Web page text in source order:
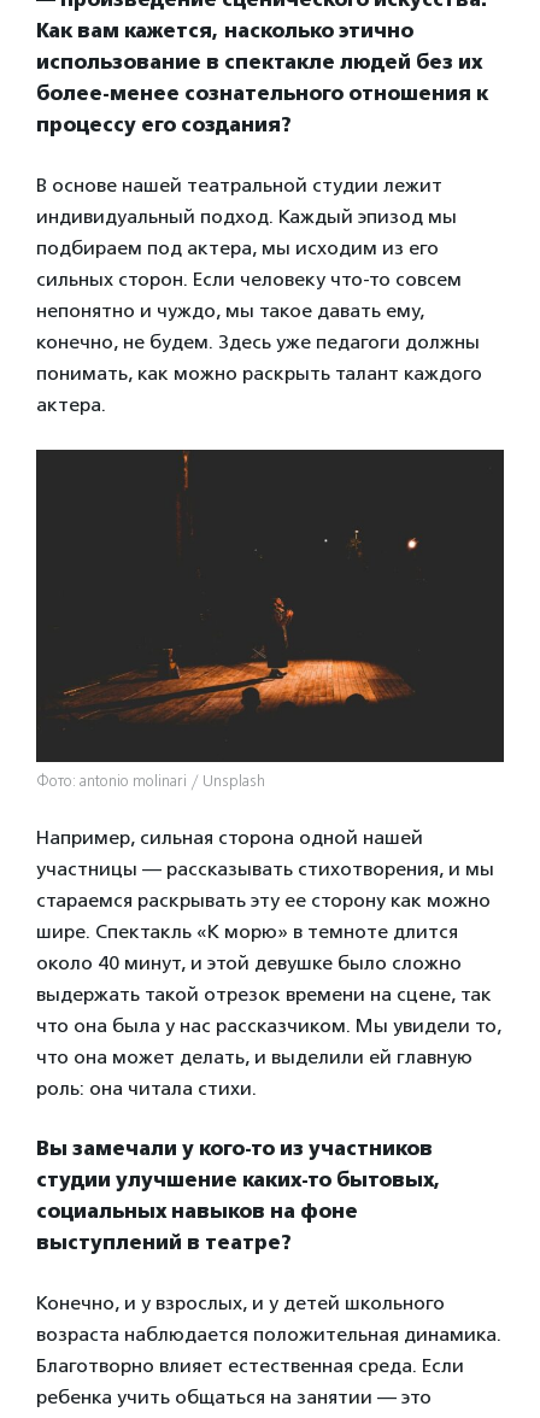
Как вам кажется, насколько этично
использование в спектакле людей без их
более-менее сознательного отношения к
процессу его создания?
В основе нашей театральной студии лежит
индивидуальный подход. Каждый эпизод мы
подбираем под актера, мы исходим из его
сильных сторон. Если человеку что-то совсем
непонятно и чуждо, мы такое давать ему,
конечно, не будем. Здесь уже педагоги должны
понимать, как можно раскрыть талант каждого
актера.
Фото: antonio molinari / Unsplash
Например, сильная сторона одной нашей
участницы — рассказывать стихотворения, и мы
стараемся раскрывать эту ее сторону как можно
шире. Спектакль «К морю» в темноте длится
около 40 минут, и этой девушке было сложно
выдержать такой отрезок времени на сцене, так
что она была у нас рассказчиком. Мы увидели то,
что она может делать, и выделили ей главную
роль: она читала стихи.
Вы замечали у кого-то из участников
студии улучшение каких-то бытовых,
социальных навыков на фоне
выступлений в театре?
Конечно, и у взрослых, и у детей школьного
возраста наблюдается положительная динамика.
Благотворно влияет естественная среда. Если
ребенка учить общаться на занятии — это